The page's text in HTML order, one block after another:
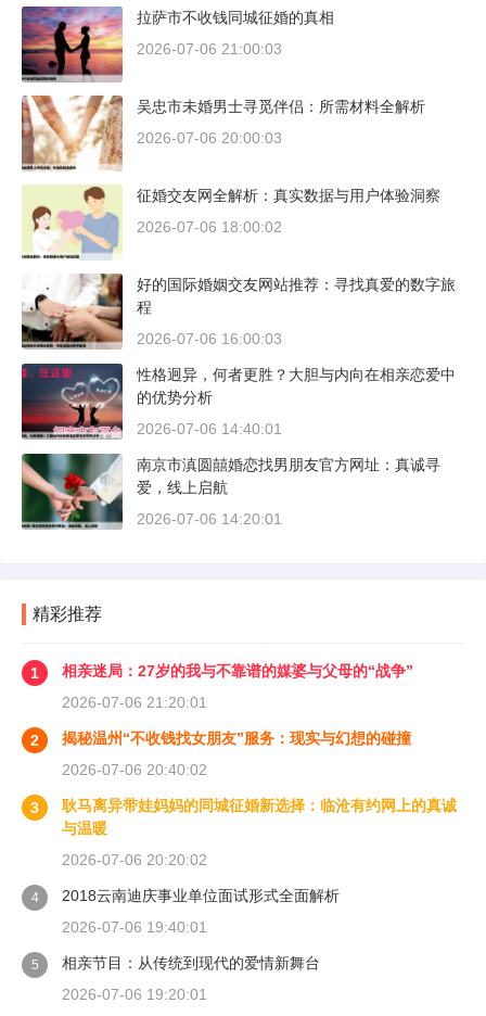
拉萨市不收钱同城征婚的真相
2026-07-06 21:00:03
吴忠市未婚男士寻觅伴侣：所需材料全解析
2026-07-06 20:00:03
征婚交友网全解析：真实数据与用户体验洞察
2026-07-06 18:00:02
好的国际婚姻交友网站推荐：寻找真爱的数字旅
程
2026-07-06 16:00:03
性格迥异，何者更胜？大胆与内向在相亲恋爱中
的优势分析
2026-07-06 14:40:01
南京市滇圆囍婚恋找男朋友官方网址：真诚寻
爱，线上启航
2026-07-06 14:20:01
精彩推荐
1
相亲迷局：27岁的我与不靠谱的媒婆与父母的“战争”
2026-07-06 21:20:01
2
揭秘温州“不收钱找女朋友”服务：现实与幻想的碰撞
2026-07-06 20:40:02
3
耿马离异带娃妈妈的同城征婚新选择：临沧有约网上的真诚
与温暖
2026-07-06 20:20:02
4
2018云南迪庆事业单位面试形式全面解析
2026-07-06 19:40:01
5
相亲节目：从传统到现代的爱情新舞台
2026-07-06 19:20:01